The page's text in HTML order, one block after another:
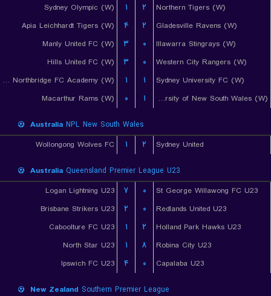
Sydney Olympic (W)
۱ ۲
Northern Tigers (W)
Apia Leichhardt Tigers (W)
۴ ۲
Gladesville Ravens (W)
Manly United FC (W)
۳ ۰
Illawarra Stingrays (W)
Hills United FC (W)
۳ ۰
Western City Rangers (W)
Bulls Northbridge FC Academy (W)
۱ ۱
Sydney University FC (W)
Macarthur Rams (W)
۰ ۱ University of New South Wales (W)
Australia NPL New South Wales
Wollongong Wolves FC
۱ ۲ Sydney United
Australia Queensland Premier League U23
Logan Lightning U23
۷ ۰
St George Willawong FC U23
Brisbane Strikers U23
۲ ۰
Redlands United U23
Caboolture FC U23
۱ ۲
Holland Park Hawks U23
North Star U23
۱ ۸
Robina City U23
Ipswich FC U23
۴ ۰ Capalaba U23
New Zealand Southern Premier League